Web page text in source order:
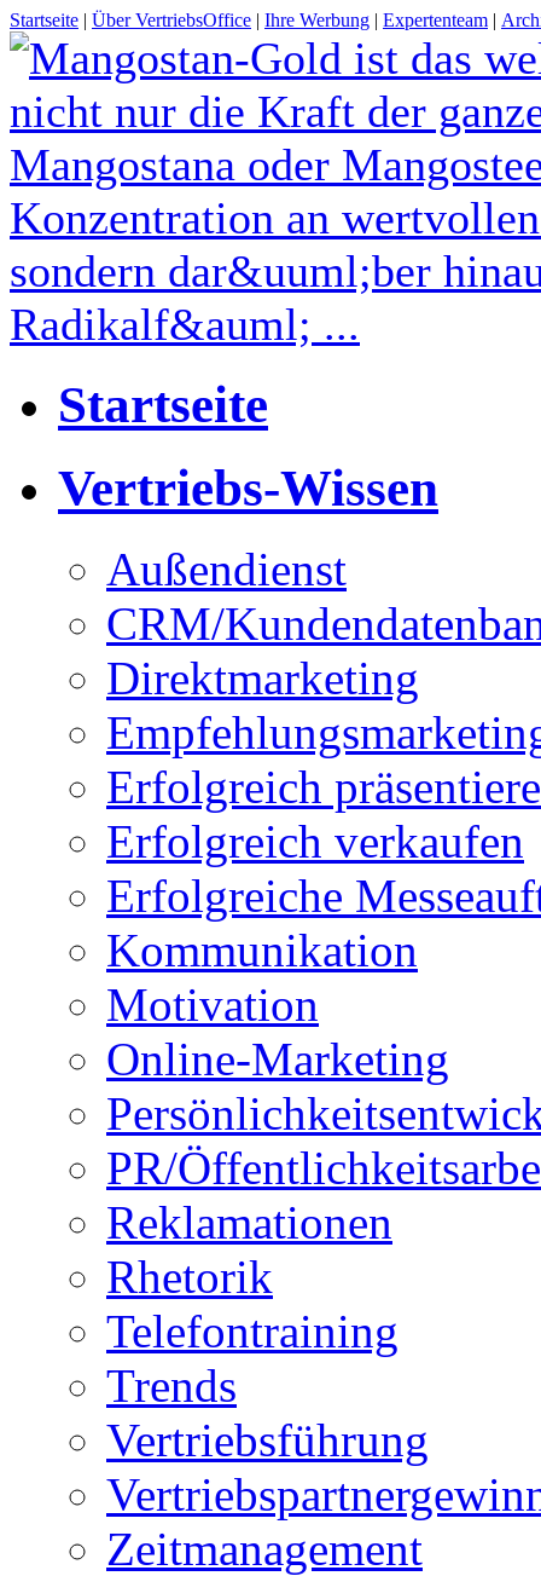
Startseite | Über VertriebsOffice | Ihre Werbung | Expertenteam |
Startseite
Vertriebs-Wissen
Außendienst
CRM/
Direktmarketing
Erfolgreich
Erfolgreich verkaufen
Erfolgreiche
Kommunikation
Motivation
Online-Marketing
PR/
Reklamationen
Rhetorik
Telefontraining
Trends
Vertriebsführung
Zeitmanagement